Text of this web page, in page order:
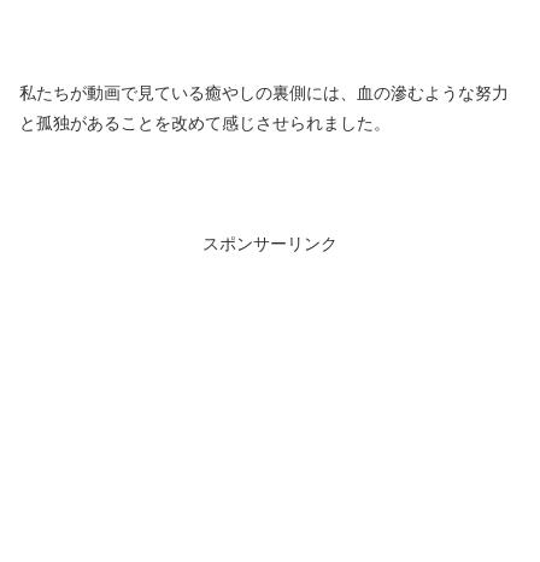
私たちが動画で見ている癒やしの裏側には、血の滲むような努力
と孤独があることを改めて感じさせられました。
スポンサーリンク